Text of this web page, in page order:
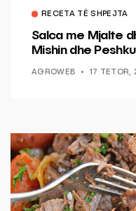
RECETA TË SHPEJTA
Salca me Mjalte
Mishin dhe
AGROWEB 17 TETOR,